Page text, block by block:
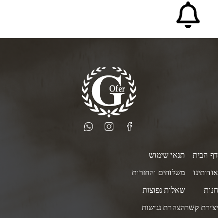
הבית
קשר
תנאי שימוש
משלוחים והחזרות
שאלות נפוצות
הצהרת נגישות